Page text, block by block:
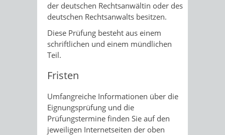
der deutschen Rechtsanwältin oder des
deutschen Rechtsanwalts besitzen.
Diese Prüfung besteht aus einem
schriftlichen und einem mündlichen
Teil.
Fristen
Umfangreiche Informationen über die
Eignungsprüfung und die
Prüfungstermine finden Sie auf den
jeweiligen Internetseiten der oben